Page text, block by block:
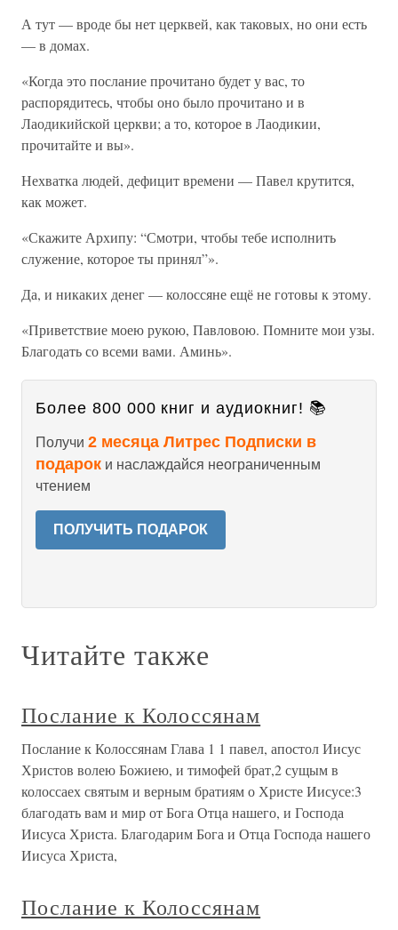
А тут — вроде бы нет церквей, как таковых, но они есть
— в домах.
«Когда это послание прочитано будет у вас, то
распорядитесь, чтобы оно было прочитано и в
Лаодикийской церкви; а то, которое в Лаодикии,
прочитайте и вы».
Нехватка людей, дефицит времени — Павел крутится,
как может.
«Скажите Архипу: “Смотри, чтобы тебе исполнить
служение, которое ты принял”».
Да, и никаких денег — колоссяне ещё не готовы к этому.
«Приветствие моею рукою, Павловою. Помните мои узы.
Благодать со всеми вами. Аминь».
Более 800 000 книг и аудиокниг! 📚
Получи 2 месяца Литрес Подписки в
подарок и наслаждайся неограниченным
чтением
ПОЛУЧИТЬ ПОДАРОК
Читайте также
Послание к Колоссянам
Послание к Колоссянам Глава 1 1 павел, апостол Иисус
Христов волею Божиею, и тимофей брат,2 сущым в
колоссаех святым и верным братиям о Христе Иисусе:3
благодать вам и мир от Бога Отца нашего, и Господа
Иисуса Христа. Благодарим Бога и Отца Господа нашего
Иисуса Христа,
Послание к Колоссянам